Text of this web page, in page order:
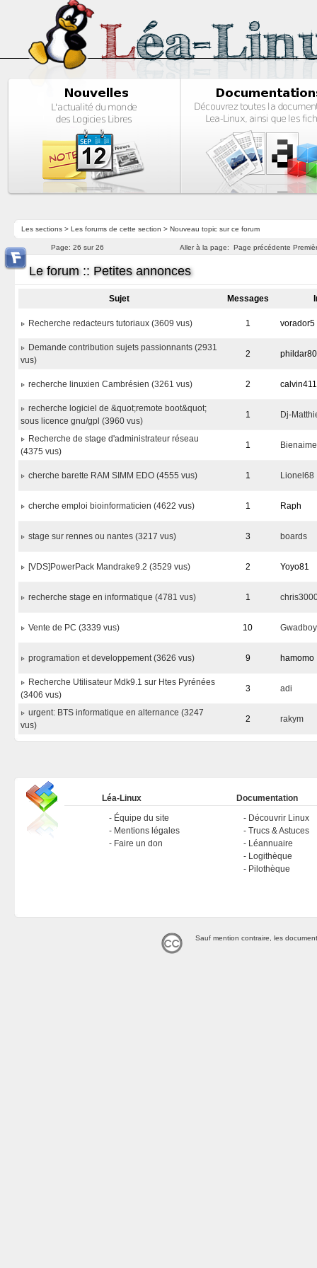
Les sections> Les forums de cette section > Nouveau topic sur ce forum
Aller à la page: Page précédente
Page: 26 sur 26
Le forum :: Petites annonces
Sujet Messages
Recherche redacteurs tutoriaux (3609 vus) 1 vorador5
Demande contribution sujets passionnants (2931
vus)
2
recherche linuxien Cambrésien (3261 vus) 2
recherche logiciel de &quot;remote boot&quot;
sous licence gnu/gpl (3960 vus)
1 Dj-
Recherche de stage d'administrateur réseau
(4375 vus)
1 Bienaime
cherche barette RAM SIMM EDO (4555 vus) 1 Lionel68
cherche emploi bioinformaticien (4622 vus) 1 Raph
stage sur rennes ou nantes (3217 vus) 3 boards
[VDS]PowerPack Mandrake9.2 (3529 vus) 2 Yoyo81
recherche stage en informatique (4781 vus) 1
Vente de PC (3339 vus) 10 Gwadboy
programation et developpement (3626 vus) 9 hamomo
Recherche Utilisateur Mdk9.1 sur Htes Pyrénées
(3406 vus)
3 adi
urgent: BTS informatique en alternance (3247
vus)
2 rakym
Léa-Linux
Équipe du site
Mentions légales
Faire un don
Documentation
Découvrir Linux
Trucs & Astuces
Léannuaire
Logithèque
Pilothèque
Sauf mention contraire, les